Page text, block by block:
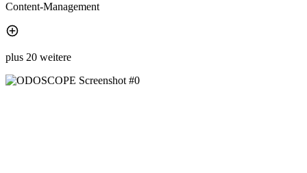
Content-Management
plus 20 weitere